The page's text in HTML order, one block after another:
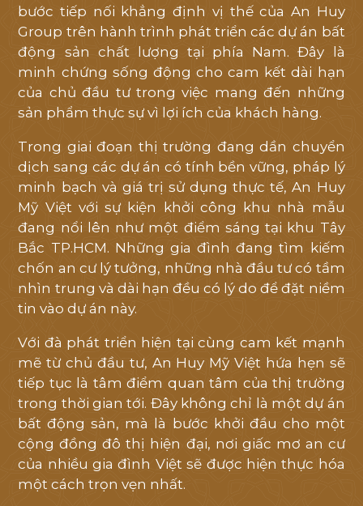
bước tiếp nối khẳng định vị thế của An Huy
Group trên hành trình phát triển các dự án bất
động sản chất lượng tại phía Nam. Đây là
minh chứng sống động cho cam kết dài hạn
của chủ đầu tư trong việc mang đến những
sản phẩm thực sự vì lợi ích của khách hàng.
Trong giai đoạn thị trường đang dần chuyển
dịch sang các dự án có tính bền vững, pháp lý
minh bạch và giá trị sử dụng thực tế, An Huy
Mỹ Việt với sự kiện khởi công khu nhà mẫu
đang nổi lên như một điểm sáng tại khu Tây
Bắc TP.HCM. Những gia đình đang tìm kiếm
chốn an cư lý tưởng, những nhà đầu tư có tầm
nhìn trung và dài hạn đều có lý do để đặt niềm
tin vào dự án này.
Với đà phát triển hiện tại cùng cam kết mạnh
mẽ từ chủ đầu tư, An Huy Mỹ Việt hứa hẹn sẽ
tiếp tục là tâm điểm quan tâm của thị trường
trong thời gian tới. Đây không chỉ là một dự án
bất động sản, mà là bước khởi đầu cho một
cộng đồng đô thị hiện đại, nơi giấc mơ an cư
của nhiều gia đình Việt sẽ được hiện thực hóa
một cách trọn vẹn nhất.